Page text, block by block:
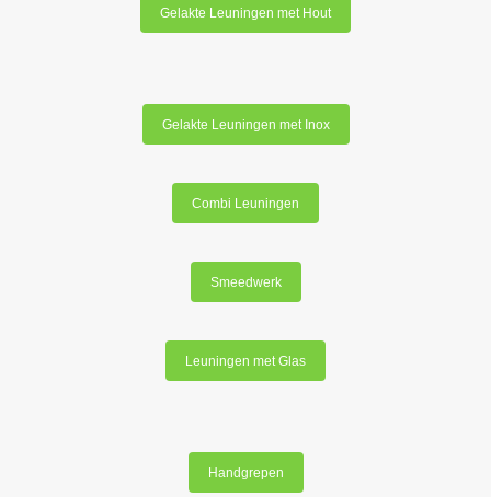
Gelakte Leuningen met Hout
Gelakte Leuningen met Inox
Combi Leuningen
Smeedwerk
Leuningen met Glas
Handgrepen